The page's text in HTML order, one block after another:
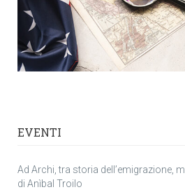
EVENTI
Ad Archi, tra storia dell’emigrazione,
di Anìbal Troilo